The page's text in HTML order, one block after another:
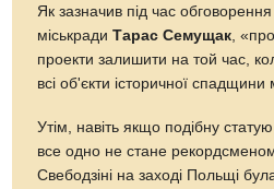
Як зазначив під час обговорення
міськрадиТарас Семущак ,
проекти залишити на той час,
всі об'єкти історичної спадщини
Утім, навіть якщо подібну
все одно не стане
Свебодзіні на заході Польщі